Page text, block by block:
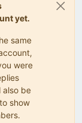
yet.
same
were
also be
show